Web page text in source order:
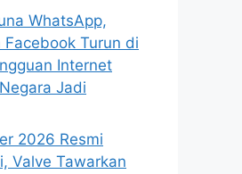
WhatsApp,
Turun di
Internet
Jadi
2026 Resmi
Valve Tawarkan